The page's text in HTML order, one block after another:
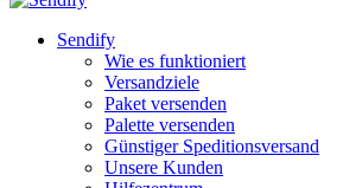
Sendify
Wie es funktioniert
Versandziele
Paket versenden
Palette versenden
Günstiger Speditionsversand
Unsere Kunden